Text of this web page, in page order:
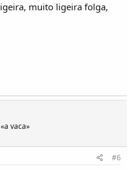
muito ligeira folga,
vaca»
#6